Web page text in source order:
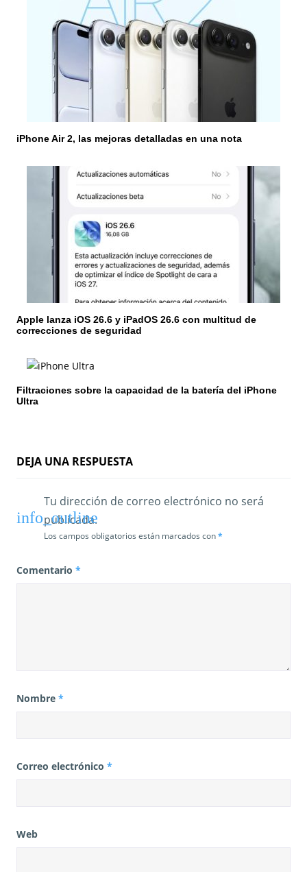
r
a
iPhone Air 2, las mejoras detalladas en una nota
Apple lanza iOS 26.6 y iPadOS 26.6 con multitud de
correcciones de seguridad
Filtraciones sobre la capacidad de la batería del iPhone
Ultra
DEJA UNA RESPUESTA
Tu dirección de correo electrónico no será
publicada.
Los campos obligatorios están marcados con*
Comentario *
Nombre *
Correo electrónico *
Web